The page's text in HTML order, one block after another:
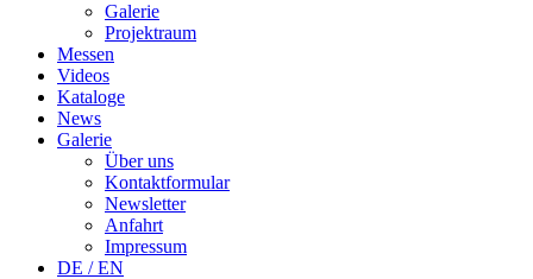
Galerie
Projektraum
Messen
Videos
Kataloge
News
Galerie
Über uns
Kontaktformular
Newsletter
Anfahrt
Impressum
DE / EN